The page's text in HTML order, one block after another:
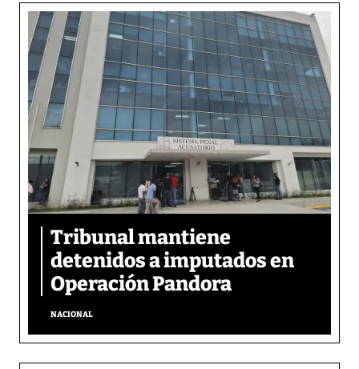
Tribunal mantiene
detenidos a imputados en
Operación Pandora
NACIONAL